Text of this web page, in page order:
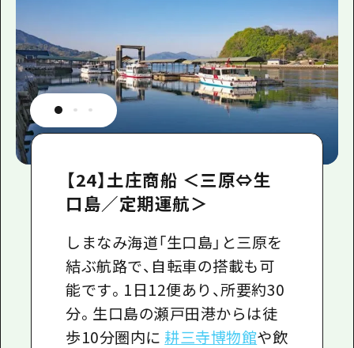
【24】土庄商船 ＜三原⇔生
口島／定期運航＞
しまなみ海道「生口島」と三原を
結ぶ航路で、自転車の搭載も可
能です。1日12便あり、所要約30
分。生口島の瀬戸田港からは徒
歩10分圏内に耕三寺博物館や飲